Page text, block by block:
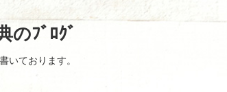
のﾌﾞﾛｸﾞ
いております。